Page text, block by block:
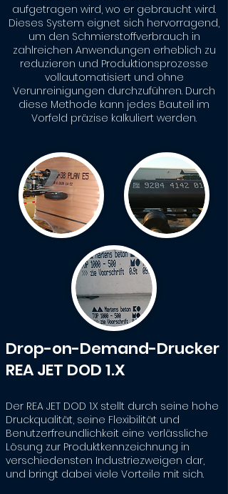
aufgetragen wird, wo er gebraucht wird.
Dieses System eignet sich hervorragend,
um den Schmierstoffverbrauch in
zahlreichen Anwendungen erheblich zu
reduzieren und Produktionsprozesse
vollautomatisiert und ohne
Verunreinigungen durchzuführen. Durch
diese Methode kann jedes Bauteil im
Vorfeld präzise kalkuliert werden.
Drop-on-Demand-Drucker
REA JET DOD 1.X
Der REA JET DOD 1.X stellt durch seine hohe
Druckqualität, seine Flexibilität und
Benutzerfreundlichkeit eine verlässliche
Lösung zur Produktkennzeichnung in
verschiedensten Industriezweigen dar,
und bringt dabei viele Vorteile mit sich.